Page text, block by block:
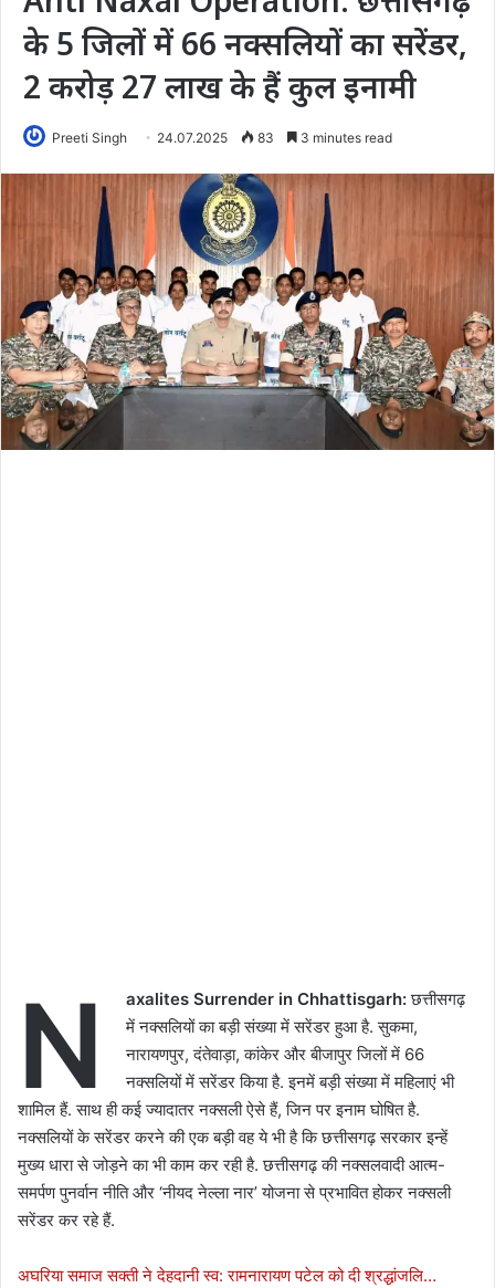
के 5 जिलों में 66 नक्सलियों का सरेंडर,
2 करोड़ 27 लाख के हैं कुल इनामी
Preeti Singh 24.07.2025 83 3 minutes read
N axalites Surrender in Chhattisgarh:छत्तीसगढ़
में नक्सलियों का बड़ी संख्या में सरेंडर हुआ है. सुकमा,
नारायणपुर, दंतेवाड़ा, कांकेर और बीजापुर जिलों में 66
नक्सलियों में सरेंडर किया है. इनमें बड़ी संख्या में महिलाएं भी
शामिल हैं. साथ ही कई ज्यादातर नक्सली ऐसे हैं, जिन पर इनाम घोषित है.
नक्सलियों के सरेंडर करने की एक बड़ी वह ये भी है कि छत्तीसगढ़ सरकार इन्हें
मुख्य धारा से जोड़ने का भी काम कर रही है. छत्तीसगढ़ की नक्सलवादी आत्म-
समर्पण पुनर्वान नीति और ‘नीयद नेल्ला नार’ योजना से प्रभावित होकर नक्सली
सरेंडर कर रहे हैं.
अघरिया समाज सक्ती ने देहदानी स्व: रामनारायण पटेल को दी श्रद्धांजलि…